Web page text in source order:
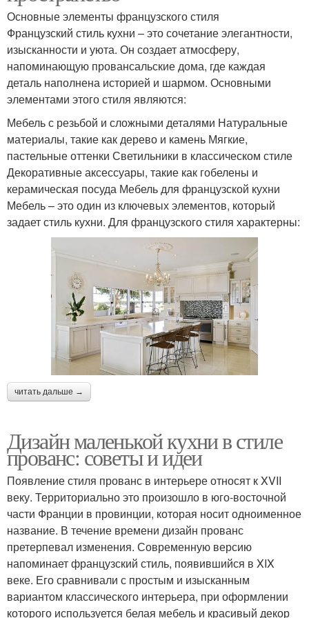
Основные элементы французского стиля
Французский стиль кухни – это сочетание элегантности,
изысканности и уюта. Он создает атмосферу,
напоминающую провансальские дома, где каждая
деталь наполнена историей и шармом. Основными
элементами этого стиля являются:
Мебель с резьбой и сложными деталями Натуральные
материалы, такие как дерево и камень Мягкие,
пастельные оттенки Светильники в классическом стиле
Декоративные аксессуары, такие как гобелены и
керамическая посуда Мебель для французской кухни
Мебель – это один из ключевых элементов, который
задает стиль кухни. Для французского стиля характерны:
читать дальше →
Дизайн маленькой кухни в стиле
прованс: советы и идеи
Появление стиля прованс в интерьере относят к XVII
веку. Территориально это произошло в юго-восточной
части Франции в провинции, которая носит одноименное
название. В течение времени дизайн прованс
претерпевал изменения. Современную версию
напоминает французский стиль, появившийся в XIX
веке. Его сравнивали с простым и изысканным
вариантом классического интерьера, при оформлении
которого используется белая мебель и красивый декор